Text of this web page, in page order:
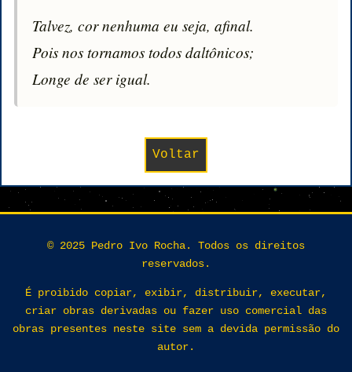
Talvez, cor nenhuma eu seja, afinal.
Pois nos tornamos todos daltônicos;
Longe de ser igual.
Voltar
© 2025 Pedro Ivo Rocha. Todos os direitos
reservados.
É proibido copiar, exibir, distribuir, executar,
criar obras derivadas ou fazer uso comercial das
obras presentes neste site sem a devida permissão do
autor.